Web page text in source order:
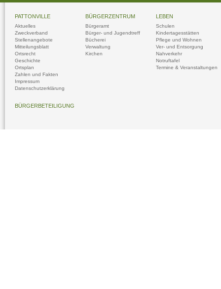
PATTONVILLE
Aktuelles
Zweckverband
Stellenangebote
Mitteilungsblatt
Ortsrecht
Geschichte
Ortsplan
Zahlen und Fakten
Impressum
Datenschutzerklärung
BÜRGERZENTRUM
Bürgeramt
Bürger- und Jugendtreff
Bücherei
Verwaltung
Kirchen
LEBEN
Schulen
Kindertagesstätten
Pflege und Wohnen
Ver- und Entsorgung
Nahverkehr
Notruftafel
Termine & Veranstaltungen
BÜRGERBETEILIGUNG